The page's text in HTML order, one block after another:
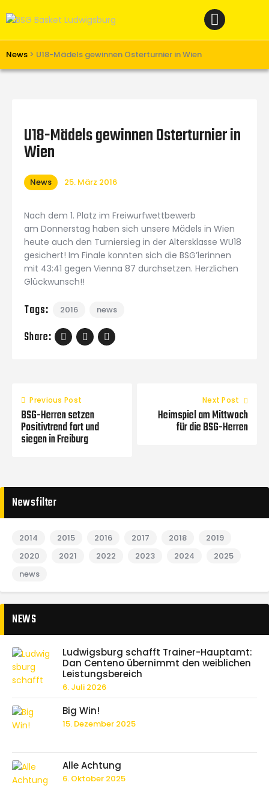
News > U18-Mädels gewinnen Osterturnier in Wien
Verein
Unterstützen
U18-Mädels gewinnen Osterturnier in
Wien
News 25. März 2016
Nach dem 1. Platz im Freiwurfwettbewerb
am Donnerstag haben sich unsere Mädels in Wien
heute auch den Turniersieg in der Altersklasse WU18
gesichert! Im Finale konnten sich die BSG’lerinnen
mit 43:41 gegen Vienna 87 durchsetzen. Herzlichen
Glückwunsch!!
Tags: 2016 news
Share:
Previous Post
BSG-Herren setzen
Positivtrend fort und
siegen in Freiburg
Next Post
Heimspiel am Mittwoch
für die BSG-Herren
Newsfilter
2014 2015 2016 2017 2018
2019
2020
2021 2022 2023 2024
2025
news
NEWS
Ludwigsburg schafft Trainer-Hauptamt:
Dan Centeno übernimmt den weiblichen
Leistungsbereich
6. Juli 2026
Big Win!
15. Dezember 2025
Alle Achtung
6. Oktober 2025